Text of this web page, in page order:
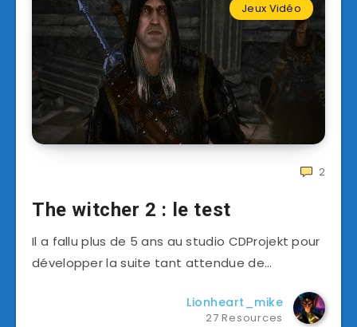
Jeux Vidéo
2
The witcher 2 : le test
Il a fallu plus de 5 ans au studio CDProjekt pour
développer la suite tant attendue de…
Lionheart_mike
27 Resources